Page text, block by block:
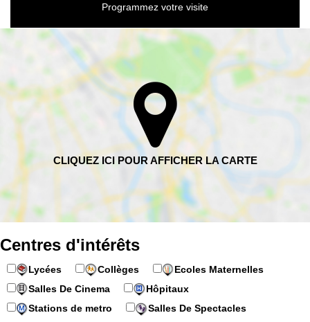
Programmez votre visite
Centres d'intérêts
Lycées Collèges
Ecoles Maternelles
Salles De Cinema
Hôpitaux
Stations de metro
Salles De Spectacles